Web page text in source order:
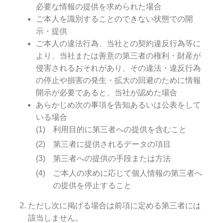
必要な情報の提供を求められた場合
ご本人を識別することのできない状態での開
示・提供
ご本人の違法行為、当社との契約違反行為等に
より、当社または善意の第三者の権利・財産が
侵害されるおそれがあり、その違法・違反行為
の停止や損害の発生・拡大の回避のために情報
開示が必要であると、当社が認めた場合
あらかじめ次の事項を告知あるいは公表をして
いる場合
利用目的に第三者への提供を含むこと
第三者に提供されるデータの項目
第三者への提供の手段または方法
ご本人の求めに応じて個人情報の第三者へ
の提供を停止すること
ただし次に掲げる場合は前項に定める第三者には
該当しません。